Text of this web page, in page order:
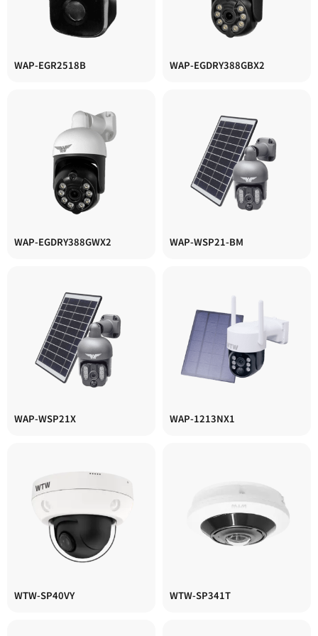
WAP-EGR2518B WAP-EGDRY388GBX2
WAP-EGDRY388GWX2 WAP-WSP21-BM
WAP-WSP21X WAP-1213NX1
WTW-SP40VY WTW-SP341T